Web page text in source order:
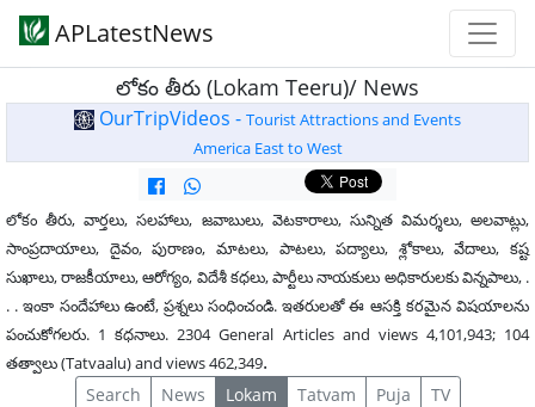
APLatestNews
లోకం తీరు (Lokam Teeru)/ News
OurTripVideos - Tourist Attractions and Events
America East to West
లోకం తీరు, వార్తలు, సలహాలు, జవాబులు, వెటకారాలు, సున్నిత విమర్శలు, అలవాట్లు,
సాంప్రదాయాలు, దైవం, పురాణం, మాటలు, పాటలు, పద్యాలు, శ్లోకాలు, వేదాలు, కష్ట
సుఖాలు, రాజకీయాలు, ఆరోగ్యం, విదేశీ కధలు, పార్టీలు నాయకులు అధికారులకు విన్నపాలు, .
. . ఇంకా సందేహాలు ఉంటే, ప్రశ్నలు సంధించండి. ఇతరులతో ఈ ఆసక్తి కరమైన విషయాలను
పంచుకోగలరు. 1 కధనాలు. 2304 General Articles and views 4,101,943; 104
తత్వాలు (Tatvaalu) and views 462,349.
Search News Lokam Tatvam Puja
TV